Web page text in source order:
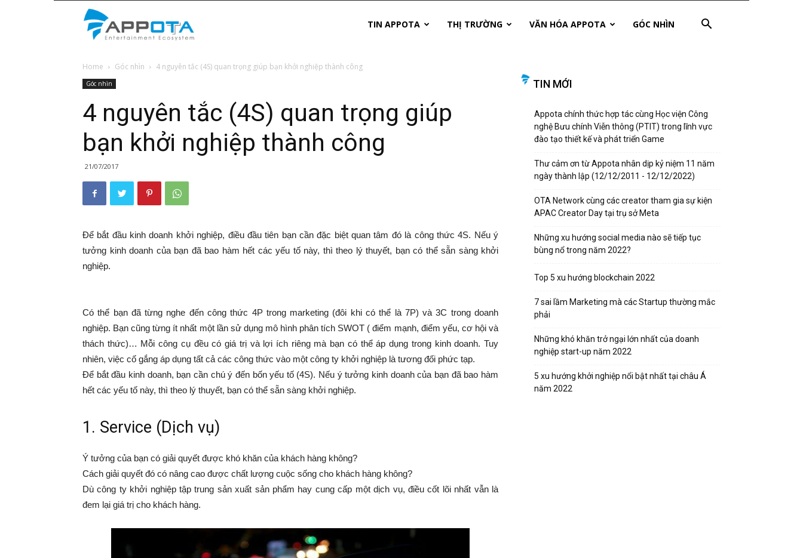
News
TIN APPOTA THỊ TRƯỜNG VĂN HÓA APPOTA GÓC NHÌN
Home Góc nhìn 4 nguyên tắc (4S) quan trọng giúp bạn khởi nghiệp thành công
Góc nhìn
4 nguyên tắc (4S) quan trọng giúp
bạn khởi nghiệp thành công
21/07/2017
Để bắt đầu kinh doanh khởi nghiệp, điều đầu tiên bạn cần đặc biệt quan tâm đó là công thức 4S. Nếu ý
tưởng kinh doanh của bạn đã bao hàm hết các yếu tố này, thì theo lý thuyết, bạn có thể sẵn sàng khởi
nghiệp.
Có thể bạn đã từng nghe đến công thức 4P trong marketing (đôi khi có thể là 7P) và 3C trong doanh
nghiệp. Bạn cũng từng ít nhất một lần sử dụng mô hình phân tích SWOT ( điểm mạnh, điểm yếu, cơ hội và
thách thức)… Mỗi công cụ đều có giá trị và lợi ích riêng mà bạn có thể áp dụng trong kinh doanh. Tuy
nhiên, việc cố gắng áp dụng tất cả các công thức vào một công ty khởi nghiệp là tương đối phức tạp.
Để bắt đầu kinh doanh, bạn cần chú ý đến bốn yếu tố (4S). Nếu ý tưởng kinh doanh của bạn đã bao hàm
hết các yếu tố này, thì theo lý thuyết, bạn có thể sẵn sàng khởi nghiệp.
1. Service (Dịch vụ)
Ý tưởng của bạn có giải quyết được khó khăn của khách hàng không?
Cách giải quyết đó có nâng cao được chất lượng cuộc sống cho khách hàng không?
Dù công ty khởi nghiệp tập trung sản xuất sản phẩm hay cung cấp một dịch vụ, điều cốt lõi nhất vẫn là
đem lại giá trị cho khách hàng.
TIN MỚI
Appota chính thức hợp tác cùng Học viện Công
nghệ Bưu chính Viễn thông (PTIT) trong lĩnh vực
đào tạo thiết kế và phát triển Game
Thư cảm ơn từ Appota nhân dịp kỷ niệm 11 năm
ngày thành lập (12/12/2011 - 12/12/2022)
OTA Network cùng các creator tham gia sự kiện
APAC Creator Day tại trụ sở Meta
Những xu hướng social media nào sẽ tiếp tục
bùng nổ trong năm 2022?
Top 5 xu hướng blockchain 2022
7 sai lầm Marketing mà các Startup thường mắc
phải
Những khó khăn trở ngại lớn nhất của doanh
nghiệp start-up năm 2022
5 xu hướng khởi nghiệp nổi bật nhất tại châu Á
năm 2022